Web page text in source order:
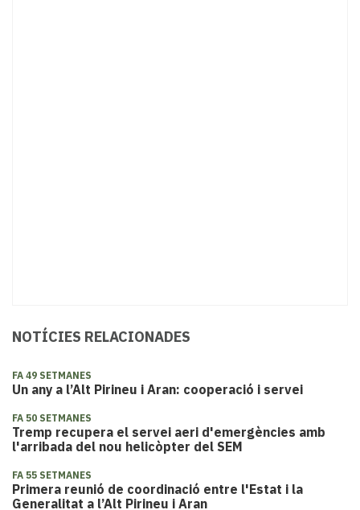
NOTÍCIES RELACIONADES
FA 49 SETMANES
Un any a l’Alt Pirineu i Aran: cooperació i servei
FA 50 SETMANES
Tremp recupera el servei aeri d'emergències amb
l'arribada del nou helicòpter del SEM
FA 55 SETMANES
Primera reunió de coordinació entre l'Estat i la
Generalitat a l’Alt Pirineu i Aran